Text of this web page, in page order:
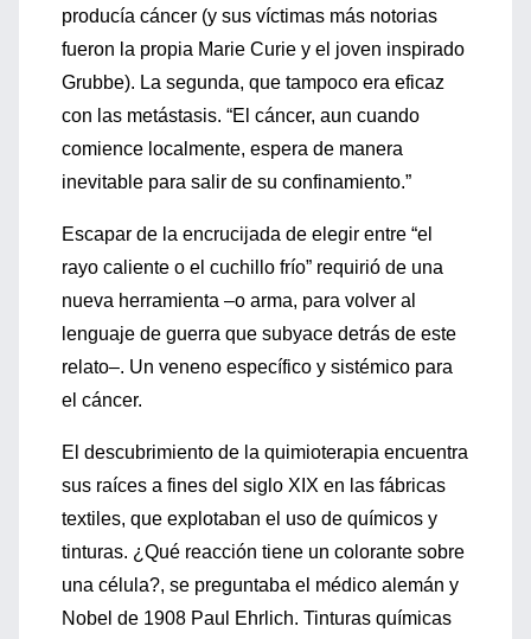
producía cáncer (y sus víctimas más notorias
fueron la propia Marie Curie y el joven inspirado
Grubbe). La segunda, que tampoco era eficaz
con las metástasis. “El cáncer, aun cuando
comience localmente, espera de manera
inevitable para salir de su confinamiento.”
Escapar de la encrucijada de elegir entre “el
rayo caliente o el cuchillo frío” requirió de una
nueva herramienta –o arma, para volver al
lenguaje de guerra que subyace detrás de este
relato–. Un veneno específico y sistémico para
el cáncer.
El descubrimiento de la quimioterapia encuentra
sus raíces a fines del siglo XIX en las fábricas
textiles, que explotaban el uso de químicos y
tinturas. ¿Qué reacción tiene un colorante sobre
una célula?, se preguntaba el médico alemán y
Nobel de 1908 Paul Ehrlich. Tinturas químicas